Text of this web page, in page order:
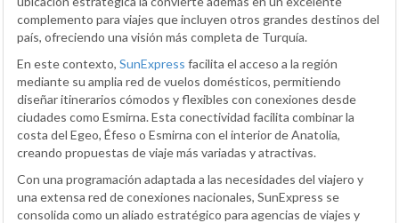
complemento para viajes que incluyen otros grandes destinos del
país, ofreciendo una visión más completa de Turquía.
En este contexto, SunExpress facilita el acceso a la región
mediante su amplia red de vuelos domésticos, permitiendo
diseñar itinerarios cómodos y flexibles con conexiones desde
ciudades como Esmirna. Esta conectividad facilita combinar la
costa del Egeo, Éfeso o Esmirna con el interior de Anatolia,
creando propuestas de viaje más variadas y atractivas.
Con una programación adaptada a las necesidades del viajero y
una extensa red de conexiones nacionales, SunExpress se
consolida como un aliado estratégico para agencias de viajes y